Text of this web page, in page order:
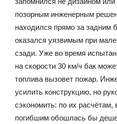
позорным инженерным
находился прямо за задним
оказался уязвимым при
сзади. Уже во время
на скорости 30 км/ч бак
топлива вызовет пожар.
усилить конструкцию, но
сэкономить: по их
погибшим обошлась бы